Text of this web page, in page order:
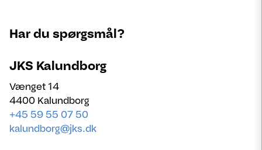
Har du spørgsmål?
JKS Kalundborg
Vænget 14
4400 Kalundborg
+45 59 55 07 50
kalundborg@jks.dk